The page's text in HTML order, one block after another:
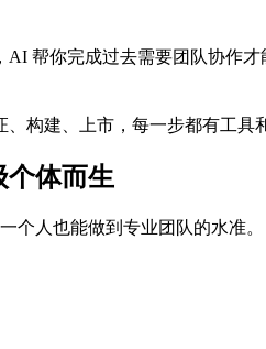
AI 帮你完成过去需要团队协作才
构建、上市，每一步都有工具
个体而生
个人也能做到专业团队的水准。